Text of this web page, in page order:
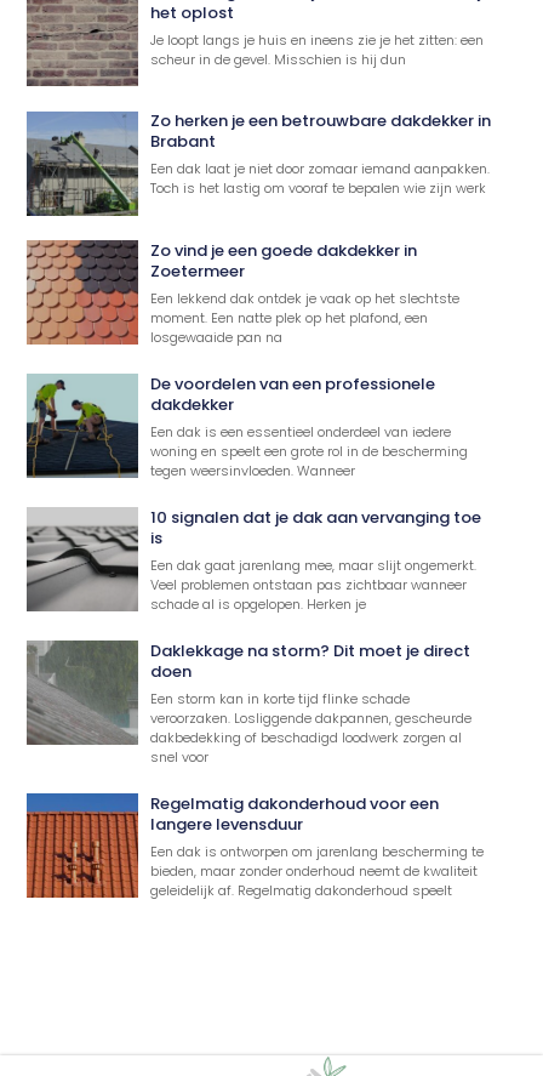
het oplost
Je loopt langs je huis en ineens zie je het zitten: een
scheur in de gevel. Misschien is hij dun
Zo herken je een betrouwbare dakdekker in
Brabant
Een dak laat je niet door zomaar iemand aanpakken.
Toch is het lastig om vooraf te bepalen wie zijn werk
Zo vind je een goede dakdekker in
Zoetermeer
Een lekkend dak ontdek je vaak op het slechtste
moment. Een natte plek op het plafond, een
losgewaaide pan na
De voordelen van een professionele
dakdekker
Een dak is een essentieel onderdeel van iedere
woning en speelt een grote rol in de bescherming
tegen weersinvloeden. Wanneer
10 signalen dat je dak aan vervanging toe
is
Een dak gaat jarenlang mee, maar slijt ongemerkt.
Veel problemen ontstaan pas zichtbaar wanneer
schade al is opgelopen. Herken je
Daklekkage na storm? Dit moet je direct
doen
Een storm kan in korte tijd flinke schade
veroorzaken. Losliggende dakpannen, gescheurde
dakbedekking of beschadigd loodwerk zorgen al
snel voor
Regelmatig dakonderhoud voor een
langere levensduur
Een dak is ontworpen om jarenlang bescherming te
bieden, maar zonder onderhoud neemt de kwaliteit
geleidelijk af. Regelmatig dakonderhoud speelt